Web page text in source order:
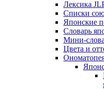
Лексика
Списки
Японские
Словарь
Мини-
Цвета и